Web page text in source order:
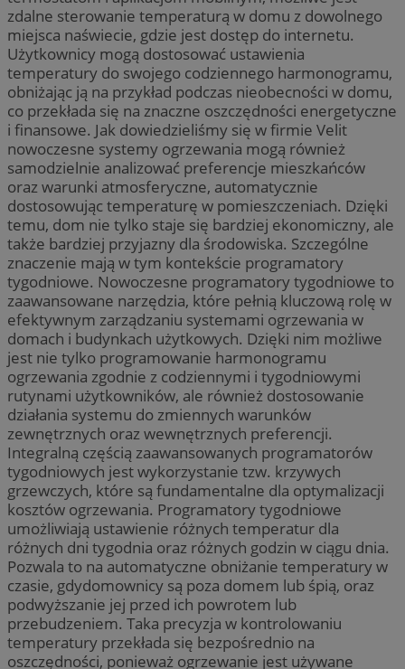
zdalne sterowanie temperaturą w domu z dowolnego
miejsca naświecie, gdzie jest dostęp do internetu.
Użytkownicy mogą dostosować ustawienia
temperatury do swojego codziennego harmonogramu,
obniżając ją na przykład podczas nieobecności w domu,
co przekłada się na znaczne oszczędności energetyczne
i finansowe. Jak dowiedzieliśmy się w firmie Velit
nowoczesne systemy ogrzewania mogą również
samodzielnie analizować preferencje mieszkańców
oraz warunki atmosferyczne, automatycznie
dostosowując temperaturę w pomieszczeniach. Dzięki
temu, dom nie tylko staje się bardziej ekonomiczny, ale
także bardziej przyjazny dla środowiska. Szczególne
znaczenie mają w tym kontekście programatory
tygodniowe. Nowoczesne programatory tygodniowe to
zaawansowane narzędzia, które pełnią kluczową rolę w
efektywnym zarządzaniu systemami ogrzewania w
domach i budynkach użytkowych. Dzięki nim możliwe
jest nie tylko programowanie harmonogramu
ogrzewania zgodnie z codziennymi i tygodniowymi
rutynami użytkowników, ale również dostosowanie
działania systemu do zmiennych warunków
zewnętrznych oraz wewnętrznych preferencji.
Integralną częścią zaawansowanych programatorów
tygodniowych jest wykorzystanie tzw. krzywych
grzewczych, które są fundamentalne dla optymalizacji
kosztów ogrzewania. Programatory tygodniowe
umożliwiają ustawienie różnych temperatur dla
różnych dni tygodnia oraz różnych godzin w ciągu dnia.
Pozwala to na automatyczne obniżanie temperatury w
czasie, gdydomownicy są poza domem lub śpią, oraz
podwyższanie jej przed ich powrotem lub
przebudzeniem. Taka precyzja w kontrolowaniu
temperatury przekłada się bezpośrednio na
oszczędności, ponieważ ogrzewanie jest używane